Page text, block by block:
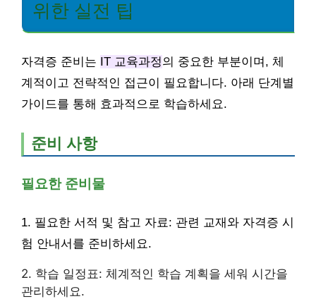
위한 실전 팁
자격증 준비는 IT 교육과정의 중요한 부분이며, 체
계적이고 전략적인 접근이 필요합니다. 아래 단계별
가이드를 통해 효과적으로 학습하세요.
준비 사항
필요한 준비물
1. 필요한 서적 및 참고 자료: 관련 교재와 자격증 시
험 안내서를 준비하세요.
2. 학습 일정표: 체계적인 학습 계획을 세워 시간을
관리하세요.